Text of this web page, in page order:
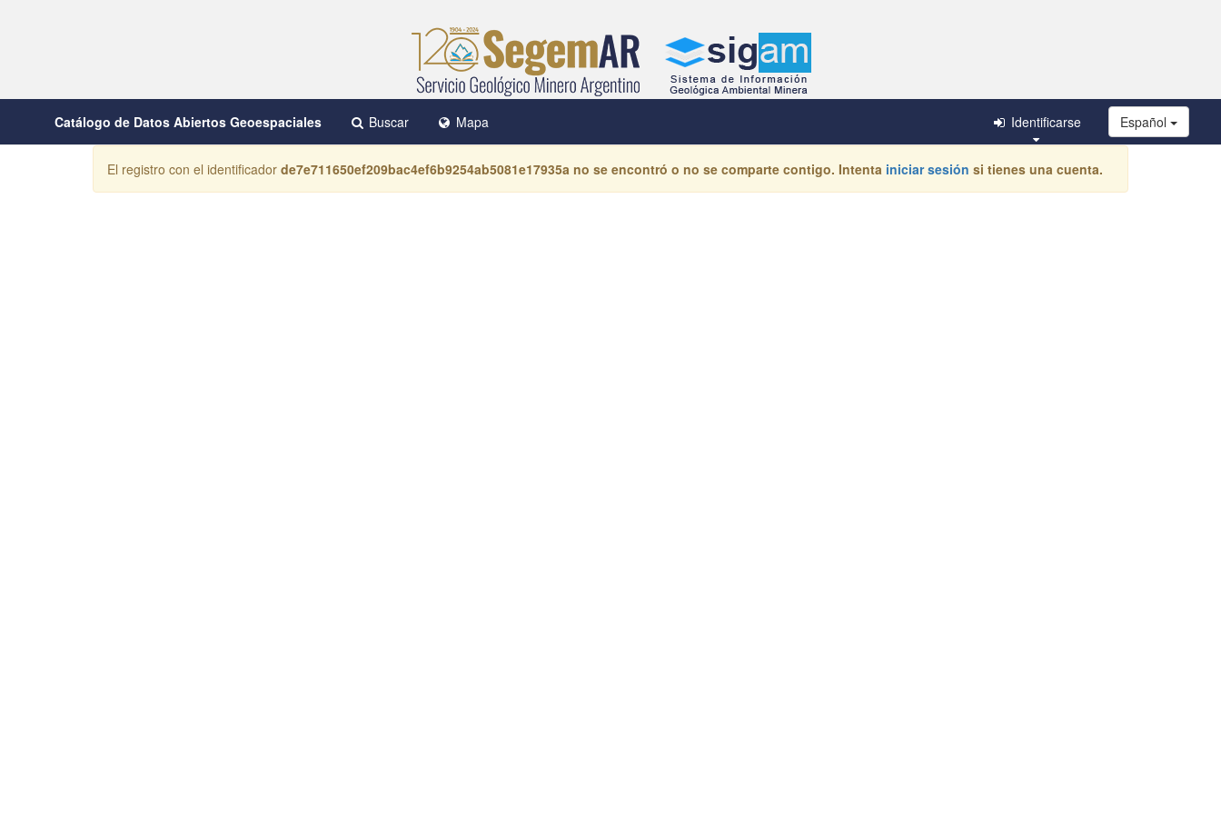
Catálogo de Datos Abiertos Geoespaciales Buscar Mapa Español
Identificarse
El registro con el identificador de7e711650ef209bac4ef6b9254ab5081e17935a no se encontró o no se comparte contigo. Intenta iniciar sesión si tienes una cuenta.